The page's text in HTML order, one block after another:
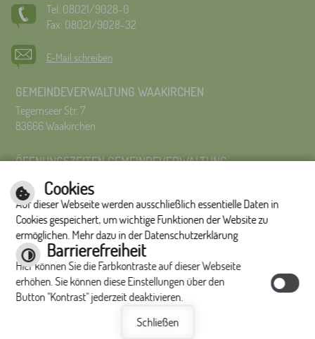
Tel: 08021/9028-0
Fax: 08021/9028-32
E-Mail schreiben
GEMEINDEVERWALTUNG WAAKIRCHEN
Tegernseer Str. 7
83666 Waakirchen
ÖFFNUNGSZEITEN GEMEINDEVERWALTUNG
Montag bis Freitag 8:00 Uhr – 12:00 Uhr
Montag bis Donnerstag 14:00 – 16:00 Uhr
Es wird um Terminvereinbarung gebeten.
Impressum|Hilfe|Inhalt| Datenschutzerklärung
Optimiert für
mobile Endgeräte
Cookies
Auf dieser Webseite werden ausschließlich essentielle Daten in
Cookies gespeichert, um wichtige Funktionen der Website zu
ermöglichen. Mehr dazu in der Datenschutzerklärung
Barrierefreiheit
Hier können Sie die Farbkontraste auf dieser Webseite
erhöhen. Sie können diese Einstellungen über den
Button "Kontrast" jederzeit deaktivieren.
Schließen